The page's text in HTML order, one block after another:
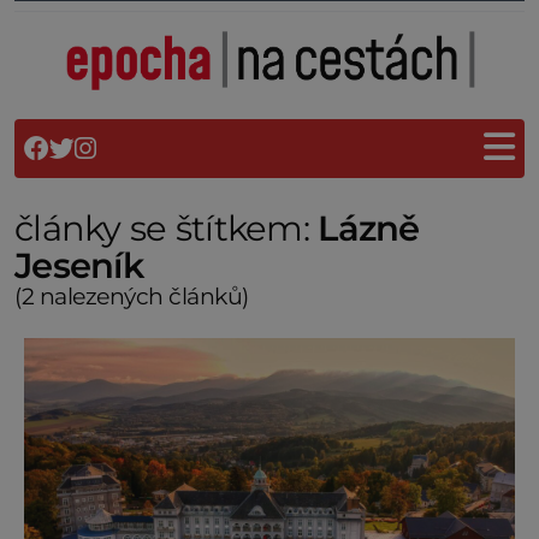
články se štítkem: Lázně
Jeseník
(2 nalezených článků)